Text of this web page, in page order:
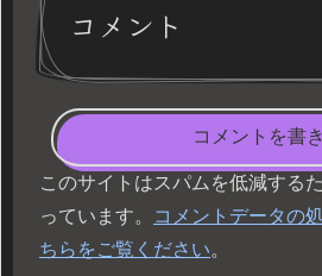
コメント
コメントを書
このサイトはスパムを低減する
っています。
コメントデータの
ちらをご覧ください。